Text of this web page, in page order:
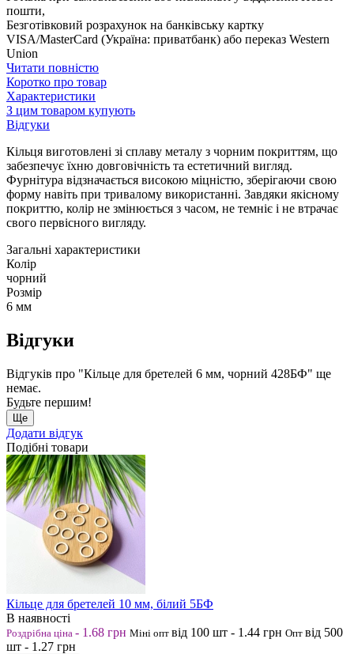
пошти,
Безготівковий розрахунок на банківську картку
VISA/MasterCard (Україна: приватбанк) або переказ Western
Union
Читати повністю
Коротко про товар
Характеристики
З цим товаром купують
Відгуки
Кільця виготовлені зі сплаву металу з чорним покриттям, що
забезпечує їхню довговічність та естетичний вигляд.
Фурнітура відзначається високою міцністю, зберігаючи свою
форму навіть при тривалому використанні. Завдяки якісному
покриттю, колір не змінюється з часом, не темніє і не втрачає
свого первісного вигляду.
Загальні характеристики
Колір
чорний
Розмір
6 мм
Відгуки
Відгуків про "Кільце для бретелей 6 мм, чорний 428БФ" ще
немає.
Будьте першим!
Ще
Додати відгук
Подібні товари
Кільце для бретелей 10 мм, білий 5БФ
В наявності
Роздрібна ціна - 1.68 грн Міні опт від 100 шт - 1.44 грн Опт від 500
шт - 1.27 грн